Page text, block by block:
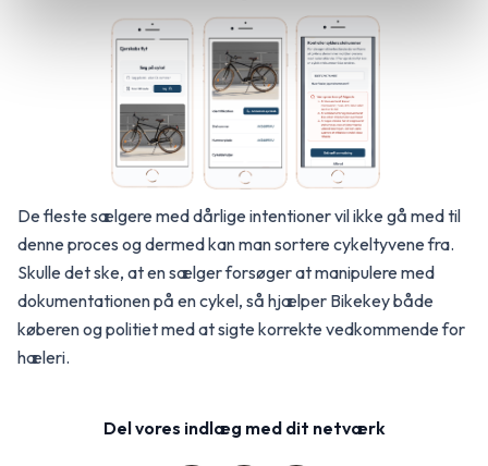
De fleste sælgere med dårlige intentioner vil ikke gå med til
denne proces og dermed kan man sortere cykeltyvene fra.
Skulle det ske, at en sælger forsøger at manipulere med
dokumentationen på en cykel, så hjælper Bikekey både
køberen og politiet med at sigte korrekte vedkommende for
hæleri.
Del vores indlæg med dit netværk